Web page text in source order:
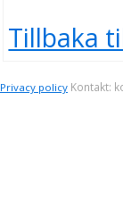
Tillbaka
Privacy policy Kontakt: